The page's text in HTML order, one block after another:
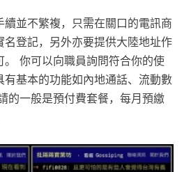
並不繁複，只需在關口的電訊商
登記，另外亦要提供大陸地址作
你可以向職員詢問符合你的使
有基本的功能如內地通話、流動數
的一般是預付費套餐，每月預繳